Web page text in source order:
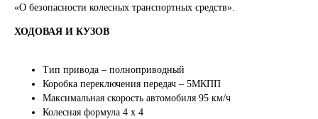
«О безопасности колесных транспортных средств».
ХОДОВАЯ И КУЗОВ
Тип привода – полноприводный
Коробка переключения передач – 5МКПП
Максимальная скорость автомобиля 95 км/ч
Колесная формула 4 х 4